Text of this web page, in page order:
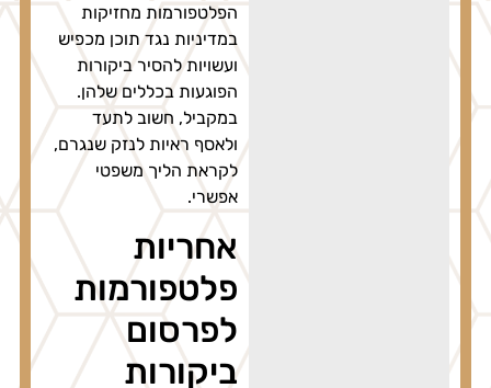
הפלטפורמות מחזיקות
במדיניות נגד תוכן מכפיש
ועשויות להסיר ביקורות
הפוגעות בכללים שלהן.
במקביל, חשוב לתעד
ולאסף ראיות לנזק שנגרם,
לקראת הליך משפטי
אחריות
פלטפורמות
לפרסום
ביקורות